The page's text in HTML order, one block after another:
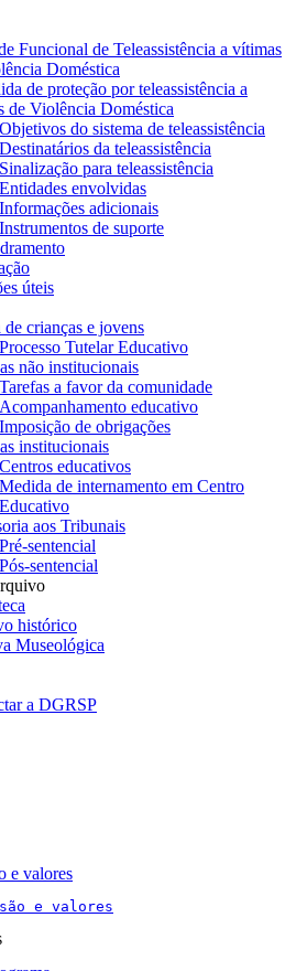
Funcional de Teleassistência a vítimas
Doméstica
de proteção por teleassistência a
de Violência Doméstica
Objetivos do sistema de teleassistência
Destinatários da teleassistência
Sinalização para teleassistência
Entidades envolvidas
Informações adicionais
Instrumentos de suporte
úteis
de crianças e jovens
Processo Tutelar Educativo
não institucionais
Tarefas a favor da comunidade
Acompanhamento educativo
Imposição de obrigações
institucionais
Centros educativos
Medida de internamento em Centro
Educativo
aos Tribunais
Pré-sentencial
Pós-sentencial
histórico
Museológica
a DGRSP
e valores
e valores